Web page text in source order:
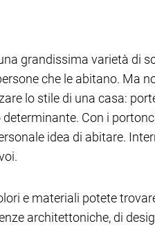
grandissima varietà di
che le abitano. Ma
lo stile di una casa:
Con i
idea di abitare.
e materiali potete
architettoniche, di